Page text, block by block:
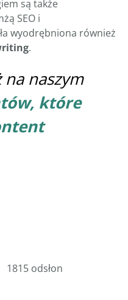
są także
SEO i
wyodrębniona również
.
naszym
które
1815 odsłon